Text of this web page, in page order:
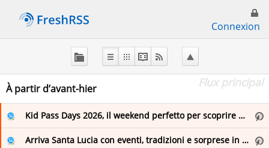
Connexion
À
FreshRSS
Flux principal
À partir d’avant-hier Flux principal
Kid Pass Days 2026, il weekend perfetto per scoprire musei e città con i bambini
Arriva Santa Lucia con eventi, tradizioni e sorprese in meravigliose località italiane